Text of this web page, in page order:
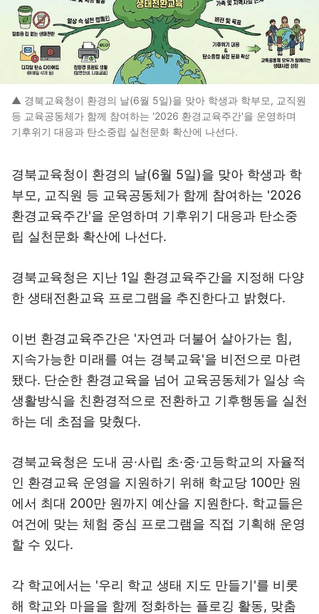
▲ 경북교육청이 환경의 날(6월 5일)을 맞아 학생과 학부모, 교직원
등 교육공동체가 함께 참여하는 '2026 환경교육주간'을 운영하며
기후위기 대응과 탄소중립 실천문화 확산에 나선다.
경북교육청이 환경의 날(6월 5일)을 맞아 학생과 학
부모, 교직원 등 교육공동체가 함께 참여하는 '2026
환경교육주간'을 운영하며 기후위기 대응과 탄소중
립 실천문화 확산에 나선다.
경북교육청은 지난 1일 환경교육주간을 지정해 다양
한 생태전환교육 프로그램을 추진한다고 밝혔다.
이번 환경교육주간은 '자연과 더불어 살아가는 힘,
지속가능한 미래를 여는 경북교육'을 비전으로 마련
됐다. 단순한 환경교육을 넘어 교육공동체가 일상 속
생활방식을 친환경적으로 전환하고 기후행동을 실천
하는 데 초점을 맞췄다.
경북교육청은 도내 공·사립 초·중·고등학교의 자율적
인 환경교육 운영을 지원하기 위해 학교당 100만 원
에서 최대 200만 원까지 예산을 지원한다. 학교들은
여건에 맞는 체험 중심 프로그램을 직접 기획해 운영
할 수 있다.
각 학교에서는 '우리 학교 생태 지도 만들기'를 비롯
해 학교와 마을을 함께 정화하는 플로깅 활동, 맞춤